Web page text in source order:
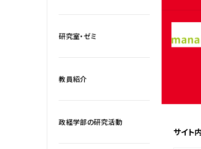
サイト
研究室・ゼミ
教員紹介
政経学部の研究活動